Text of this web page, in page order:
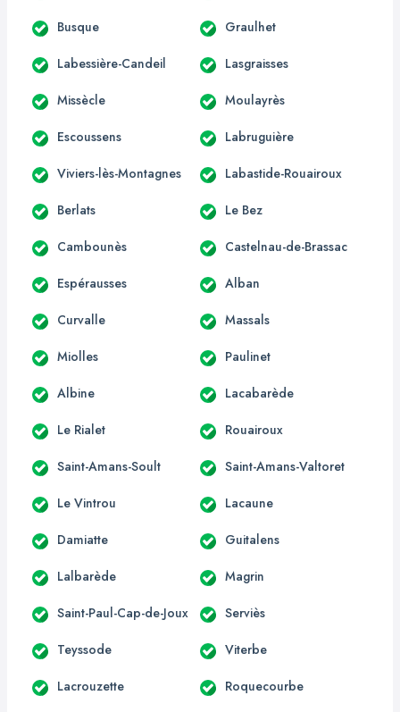
Busque Graulhet
Labessière-Candeil Lasgraisses
Missècle Moulayrès
Escoussens Labruguière
Viviers-lès-Montagnes Labastide-Rouairoux
Berlats Le Bez
Cambounès Castelnau-de-Brassac
Espérausses Alban
Curvalle Massals
Miolles Paulinet
Albine Lacabarède
Le Rialet Rouairoux
Saint-Amans-Soult Saint-Amans-Valtoret
Le Vintrou Lacaune
Damiatte Guitalens
Lalbarède Magrin
Saint-Paul-Cap-de-Joux Serviès
Teyssode Viterbe
Lacrouzette Roquecourbe